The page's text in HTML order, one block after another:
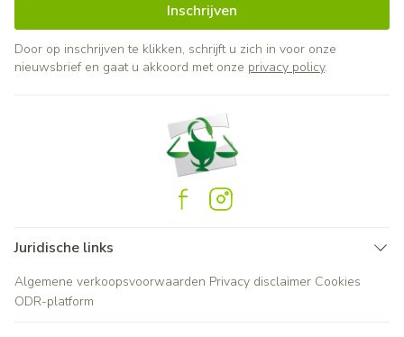
Inschrijven
Door op inschrijven te klikken, schrijft u zich in voor onze
nieuwsbrief en gaat u akkoord met onze privacy policy.
Juridische links
Algemene verkoopsvoorwaarden Privacy disclaimer Cookies
ODR-platform